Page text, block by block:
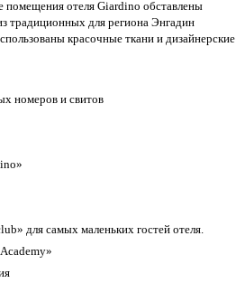
помещения отеля Giardino обставлены
традиционных для региона Энгадин
красочные ткани и дизайнерские
номеров и свитов
для самых маленьких гостей отеля.